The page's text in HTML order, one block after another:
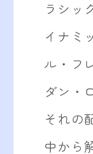
ラシッ
イナミ
ル・フ
ダン・
それの
中から